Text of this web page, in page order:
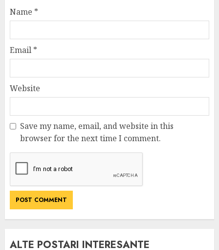
Name *
Email *
Website
Save my name, email, and website in this
browser for the next time I comment.
ALTE POSTARI INTERESANTE